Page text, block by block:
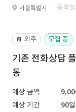
서울특별시 · 등록
📔 외주 모집 중
기존 전화상담
동
예상 금액
예상 기간
90일